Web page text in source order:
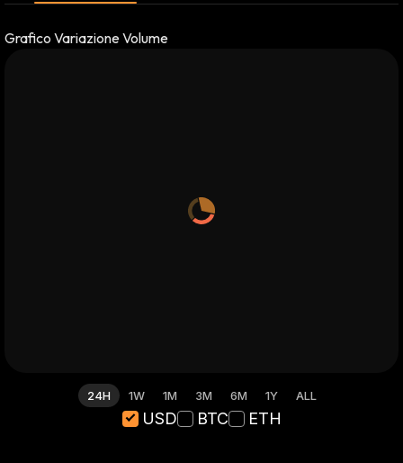
Grafico Variazione Volume
24H 1W 1M 3M 6M 1Y ALL
USD BTC ETH